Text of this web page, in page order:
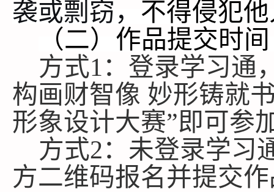
袭或剽窃 ， 不得侵犯
（二）作品提交时
方式1：登录学习通
构画财智像 妙形铸就
形象设计大赛”即可参
方式2：未登录学习
方二维码报名并提交